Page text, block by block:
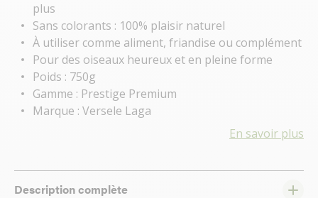
plus
Sans colorants : 100% plaisir naturel
À utiliser comme aliment, friandise ou complément
Pour des oiseaux heureux et en pleine forme
Poids : 750g
Gamme : Prestige Premium
Marque : Versele Laga
En savoir plus
Description complète